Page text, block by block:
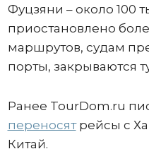
Фуцзяни – около 100
приостановлено
маршрутов, судам
порты, закрываются
Ранее TourDom.ru
переносятрейсы с
Китай.